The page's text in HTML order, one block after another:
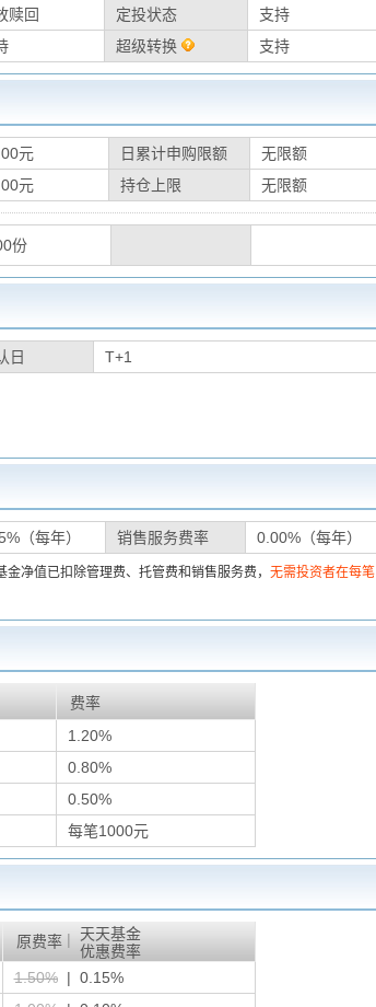
赎回 定投状态
支持
超级转换 支持
元 日累计申购限额
无限额
元 持仓上限 无限额
份
日 T+1
（每年） 销售服务费率 0.00%（每年）
净值已扣除管理费、托管费和销售服务费， 无需投资者在每笔
费率
1.20%
0.80%
0.50%
每笔1000元
原费率 |
天天基金
优惠费率
1.50%| 0.15%